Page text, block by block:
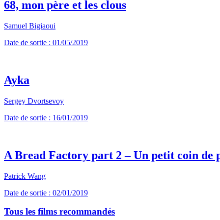
68, mon père et les clous
Samuel Bigiaoui
Date de sortie : 01/05/2019
Ayka
Sergey Dvortsevoy
Date de sortie : 16/01/2019
A Bread Factory part 2 – Un petit coin de
Patrick Wang
Date de sortie : 02/01/2019
Tous les films recommandés